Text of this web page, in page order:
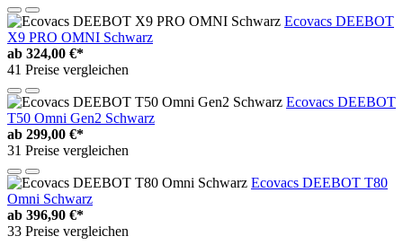
Ecovacs DEEBOT
X9 PRO OMNI Schwarz
ab 324,00 €*
41 Preise vergleichen
Ecovacs DEEBOT
T50 Omni Gen2 Schwarz
ab 299,00 €*
31 Preise vergleichen
Ecovacs DEEBOT T80
Omni Schwarz
ab 396,90 €*
33 Preise vergleichen